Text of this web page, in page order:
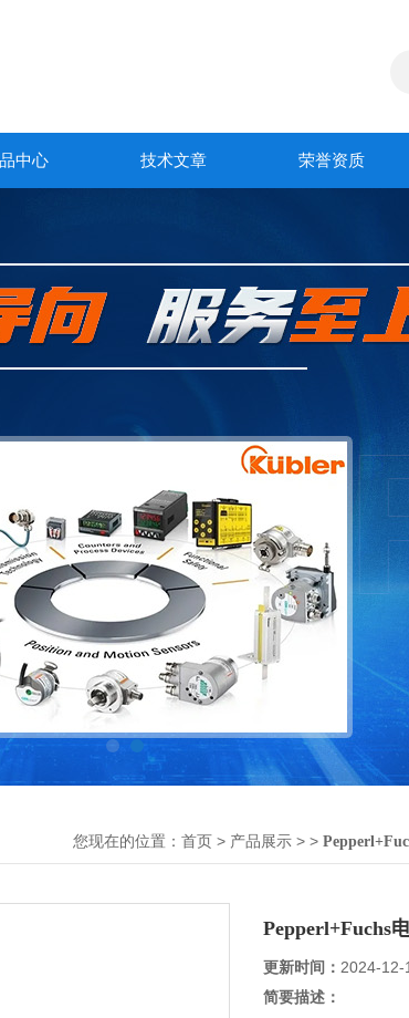
中心 技术文章 荣誉资质
您现在的位置： 首页 > 产品展示 > >
Pepperl+Fuchs
更新时间： 2024-12-
简要描述：